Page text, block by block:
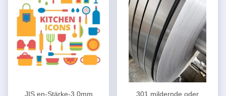
JIS en-Stärke-3.0mm
301 mildernde oder